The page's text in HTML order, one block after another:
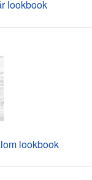
lookbook
lookbook